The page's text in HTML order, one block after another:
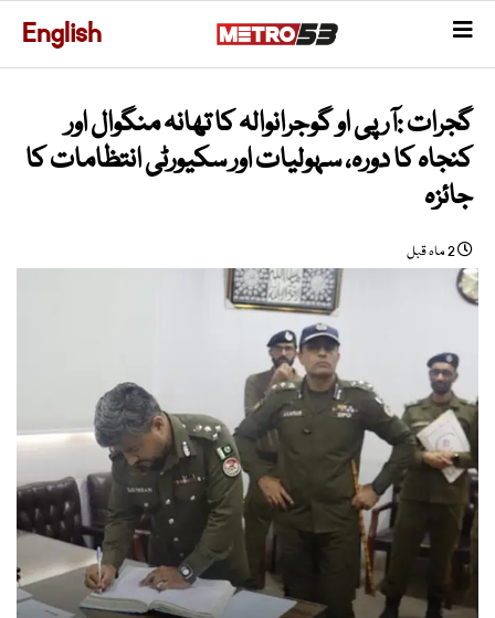
English
گجرات :آر پی او گوجرانوالہ کا تھانہ منگوال اور
کنجاہ کا دورہ، سہولیات اور سکیورٹی انتظامات کا
جائزہ
2 ماہ قبل